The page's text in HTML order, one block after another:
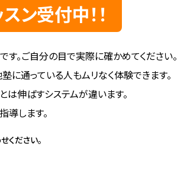
ン受付中！！
。ご自分の目で実際に確かめてください。
に通っている人もムリなく体験できます。
は伸ばすシステムが違います。
導します。
ださい。